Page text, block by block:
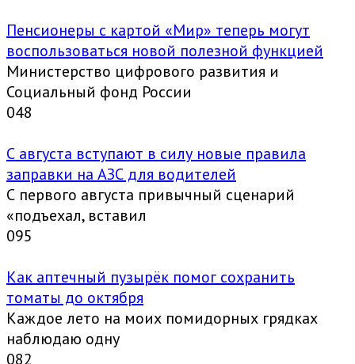
Пенсионеры с картой «Мир» теперь могут
воспользоваться новой полезной функцией
Министерство цифрового развития и
Социальный фонд России
048
С августа вступают в силу новые правила
заправки на АЗС для водителей
С первого августа привычный сценарий
«подъехал, вставил
095
Как аптечный пузырёк помог сохранить
томаты до октября
Каждое лето на моих помидорных грядках
наблюдаю одну
082